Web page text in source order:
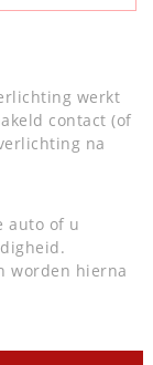
werkt
contact (of
na
auto of u
worden hierna